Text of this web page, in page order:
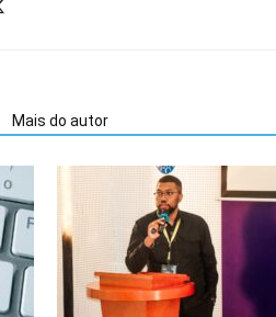
Mais do autor